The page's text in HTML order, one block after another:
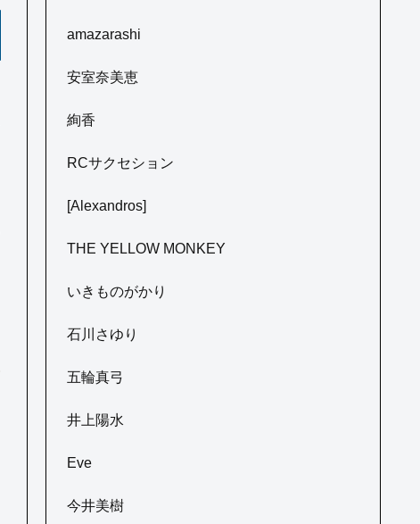
amazarashi
安室奈美恵
絢香
RCサクセション
[Alexandros]
THE YELLOW MONKEY
いきものがかり
石川さゆり
五輪真弓
井上陽水
Eve
今井美樹